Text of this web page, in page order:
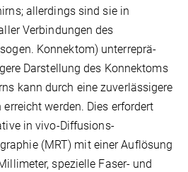
allerdings sind sie in
Verbindungen des
Konnektom) unter­reprä­
Darstellung des Konnektoms
kann durch eine zuverlässigere
erreicht werden. Dies erfordert
in vivo-Diffusions-
(MRT) mit einer Auflösung
spezielle Faser- und